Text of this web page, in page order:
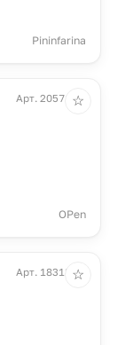
Pininfarina
Арт. 20571.33
OPen
☆
Арт. 18318.40
☆